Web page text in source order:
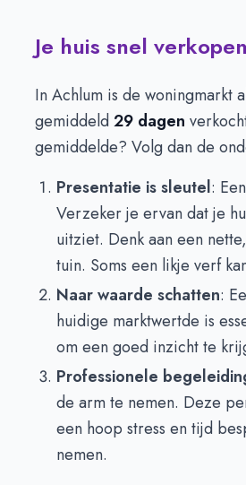
Je huis snel
In Achlum is de
gemiddeld29 dagen
gemiddelde? Volg dan de
Presentatie is sleutel:
Verzeker je ervan dat je
uitziet. Denk aan een
tuin. Soms een likje verf
Naar waarde schatten:
huidige marktwertde is
om een goed inzicht te
Professionele
de arm te nemen. Deze
een hoop stress en tijd
nemen.